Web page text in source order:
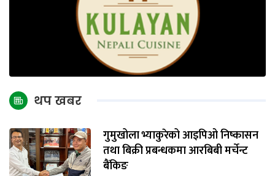
थप खबर
गुमुखोला भ्याकुरेको आइपिओ निष्कासन
तथा बिक्री प्रबन्धकमा आरबिबी मर्चेन्ट
बैंकिङ